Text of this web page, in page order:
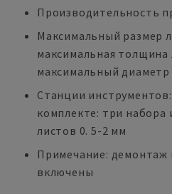
Производительность
Максимальный размер
максимальная толщина
максимальный диаметр
Станции
комплекте: три набора
листов 0. 5-2 мм
Примечание: демонтаж
включены